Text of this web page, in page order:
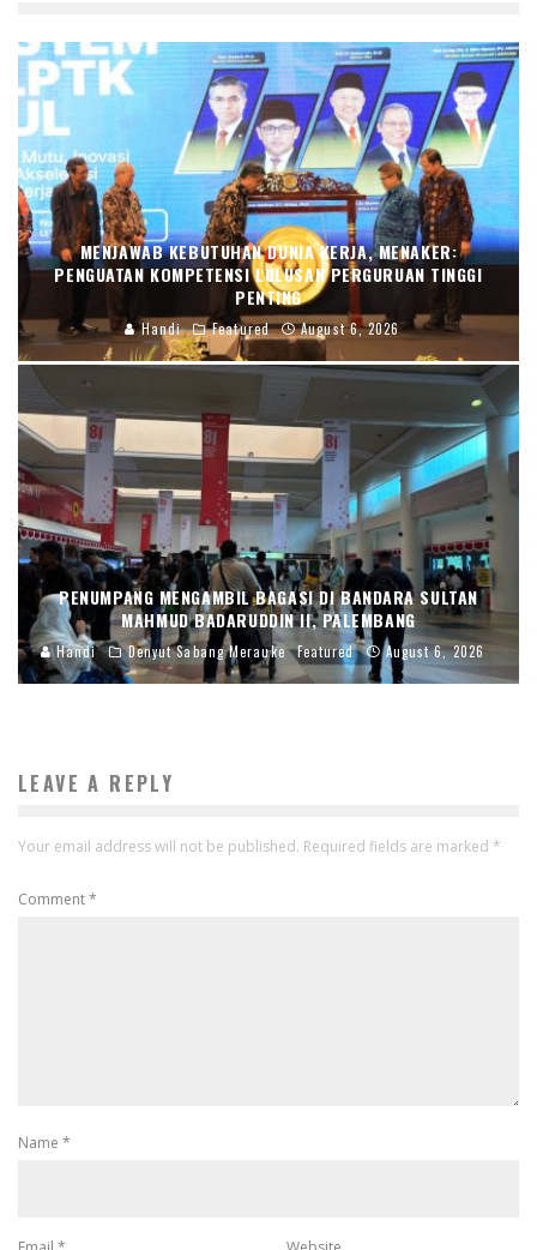
MENJAWAB KEBUTUHAN DUNIA KERJA, MENAKER:
PENGUATAN KOMPETENSI LULUSAN PERGURUAN TINGGI
PENTING
Handi Featured August 6, 2026
PENUMPANG MENGAMBIL BAGASI DI BANDARA SULTAN
MAHMUD BADARUDDIN II, PALEMBANG
Handi Denyut Sabang Merauke Featured August 6, 2026
LEAVE A REPLY
Your email address will not be published. Required fields are marked *
Comment*
Name *